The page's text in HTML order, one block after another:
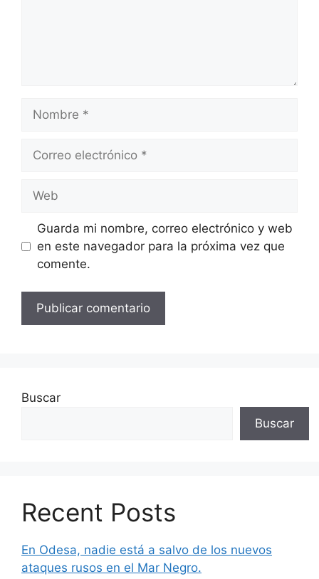
Nombre
Correo
Web
Guarda mi nombre, correo electrónico y web
en este navegador para la próxima vez que
comente.
Buscar
Buscar
Recent Posts
En Odesa, nadie está a salvo de los nuevos
ataques rusos en el Mar Negro.